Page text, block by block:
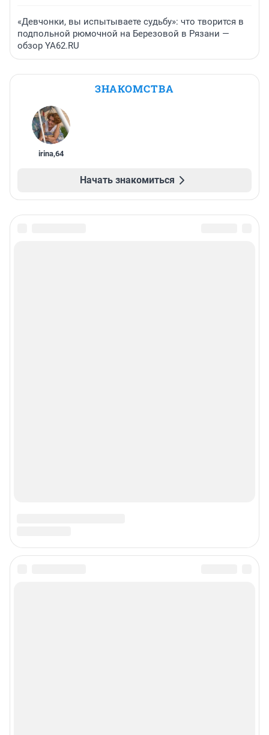
«Девчонки, вы испытываете судьбу»: что творится в
подпольной рюмочной на Березовой в Рязани —
обзор YA62.RU
ЗНАКОМСТВА
irina,64
Начать знакомиться